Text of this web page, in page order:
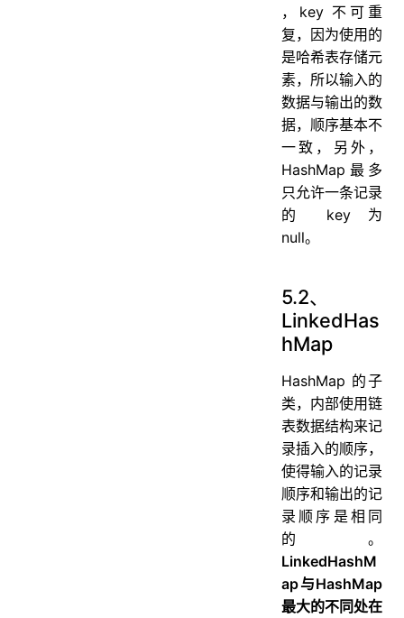
，key 不可重
复，因为使用的
是哈希表存储元
素，所以输入的
数据与输出的数
据，顺序基本不
一致，另外，
HashMap最多
只允许一条记录
的 key 为
null。
5.2、
LinkedHas
hMap
HashMap 的子
类，内部使用链
表数据结构来记
录插入的顺序，
使得输入的记录
顺序和输出的记
录顺序是相同
的。
LinkedHashM
ap与HashMap
最大的不同处在